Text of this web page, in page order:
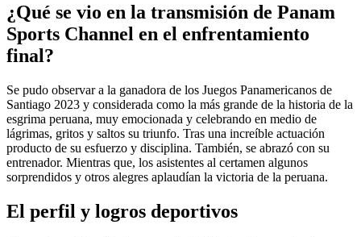
¿Qué se vio en la transmisión de Panam
Sports Channel en el enfrentamiento
final?
Se pudo observar a la ganadora de los Juegos Panamericanos de
Santiago 2023 y considerada como la más grande de la historia de la
esgrima peruana, muy emocionada y celebrando en medio de
lágrimas, gritos y saltos su triunfo. Tras una increíble actuación
producto de su esfuerzo y disciplina. También, se abrazó con su
entrenador. Mientras que, los asistentes al certamen algunos
sorprendidos y otros alegres aplaudían la victoria de la peruana.
El perfil y logros deportivos